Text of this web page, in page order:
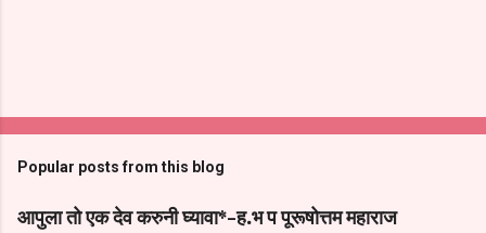
Popular posts from this blog
आपुला तो एक देव करुनी घ्यावा*-ह.भ प पूरूषोत्तम महाराज